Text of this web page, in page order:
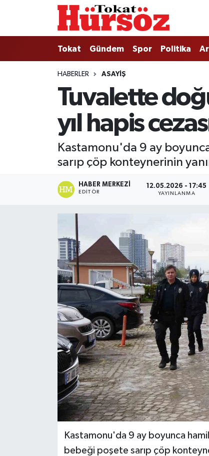
Tokat Gündem Spor Politika
HABERLER ASAYIŞ
Tuvalette
yıl hapis
Kastamonu'da 9 ay
sarıp çöp konteynerinin
HABER MERKEZI
EDITÖR
12.05.2026 - 17:45
YAYINLANMA
Kastamonu'da 9 ay boyunca
bebeği poşete sarıp çöp
Tokat
Türkiye Gündemi
Gündem
Politika
Tokat Spor
Ekonomi
Tokat Haber
Nöbetçi Eczaneler
Hava Durumu
Tokat Namaz Vakitleri
Trafik Durumu
Tüm Manşetler
Son Dakika Haberleri
Haber Arşivi